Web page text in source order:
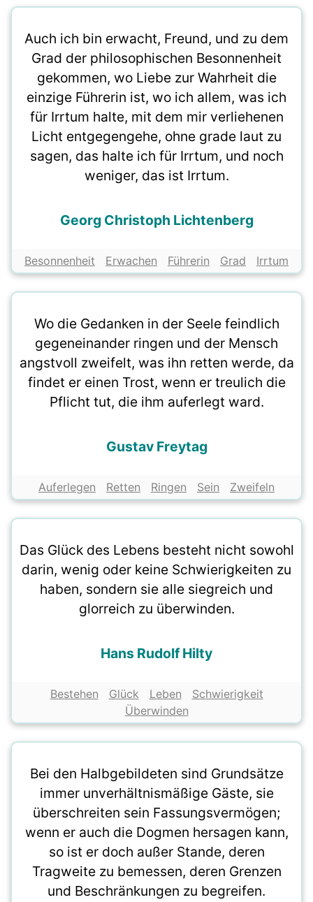
Auch ich bin erwacht, Freund, und zu dem
Grad der philosophischen Besonnenheit
gekommen, wo Liebe zur Wahrheit die
einzige Führerin ist, wo ich allem, was ich
für Irrtum halte, mit dem mir verliehenen
Licht entgegengehe, ohne grade laut zu
sagen, das halte ich für Irrtum, und noch
weniger, das ist Irrtum.
Georg Christoph Lichtenberg
Besonnenheit Erwachen Führerin Grad Irrtum
Wo die Gedanken in der Seele feindlich
gegeneinander ringen und der Mensch
angstvoll zweifelt, was ihn retten werde, da
findet er einen Trost, wenn er treulich die
Pflicht tut, die ihm auferlegt ward.
Gustav Freytag
Auferlegen Retten Ringen Sein Zweifeln
Das Glück des Lebens besteht nicht sowohl
darin, wenig oder keine Schwierigkeiten zu
haben, sondern sie alle siegreich und
glorreich zu überwinden.
Hans Rudolf Hilty
Bestehen Glück Leben
Schwierigkeit
Überwinden
Bei den Halbgebildeten sind Grundsätze
immer unverhältnismäßige Gäste, sie
überschreiten sein Fassungsvermögen;
wenn er auch die Dogmen hersagen kann,
so ist er doch außer Stande, deren
Tragweite zu bemessen, deren Grenzen
und Beschränkungen zu begreifen.